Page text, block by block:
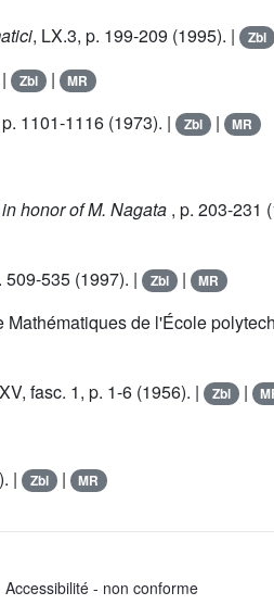
, LX.3, p. 199-209 (1995). | Zbl
Zbl | MR
1101-1116 (1973). | Zbl | MR
honor of M. Nagata , p. 203-231
509-535 (1997). | Zbl | MR
de l'École
, fasc. 1, p. 1-6 (1956). | Zbl |
| Zbl | MR
Accessibilité - non conforme